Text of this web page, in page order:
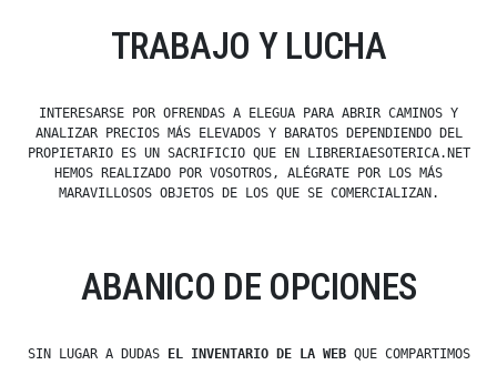
TRABAJO Y LUCHA
INTERESARSE POR OFRENDAS A ELEGUA PARA ABRIR CAMINOS Y
ANALIZAR PRECIOS MÁS ELEVADOS Y BARATOS DEPENDIENDO DEL
PROPIETARIO ES UN SACRIFICIO QUE EN LIBRERIAESOTERICA.NET
HEMOS REALIZADO POR VOSOTROS, ALÉGRATE POR LOS MÁS
MARAVILLOSOS OBJETOS DE LOS QUE SE COMERCIALIZAN.
ABANICO DE OPCIONES
SIN LUGAR A DUDAS EL INVENTARIO DE LA WEBQUE COMPARTIMOS